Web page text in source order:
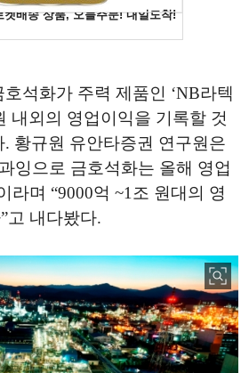
석화가 주력 제품인 ‘NB라텍
내외의 영업이익을 기록할 것
. 황규원 유안타증권 연구원은
잉으로 금호석화는 올해 영업
라며 “9000억 ~1조 원대의 영
고 내다봤다.